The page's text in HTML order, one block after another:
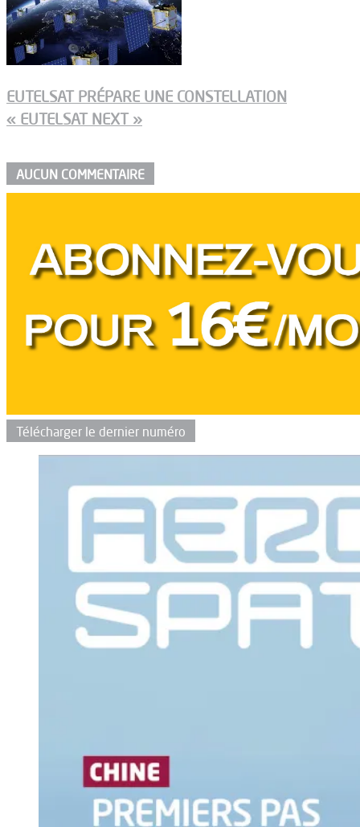
EUTELSAT PRÉPARE UNE CONSTELLATION
« EUTELSAT NEXT »
AUCUN COMMENTAIRE
Télécharger le dernier numéro